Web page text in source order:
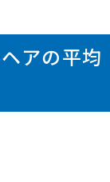
アの平均